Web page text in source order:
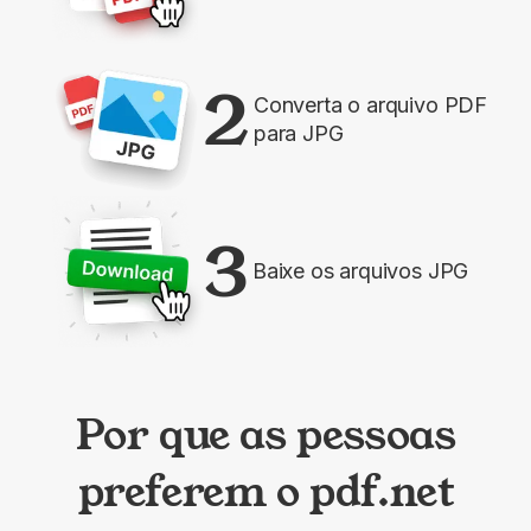
2 Converta o arquivo PDF
para JPG
3 Baixe os arquivos JPG
Por que as pessoas
preferem o pdf.net